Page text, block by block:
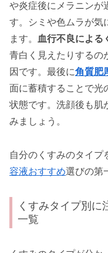
や炎症後にメラニンが
す。シミや色ムラが気
ます。
血行不良による
青白く見えたりするの
因です。最後に角質肥
面に蓄積することで光
状態です。洗顔後も肌
みましょう。
自分のくすみのタイプ
容液おすすめ選びの第
くすみタイプ別に
一覧